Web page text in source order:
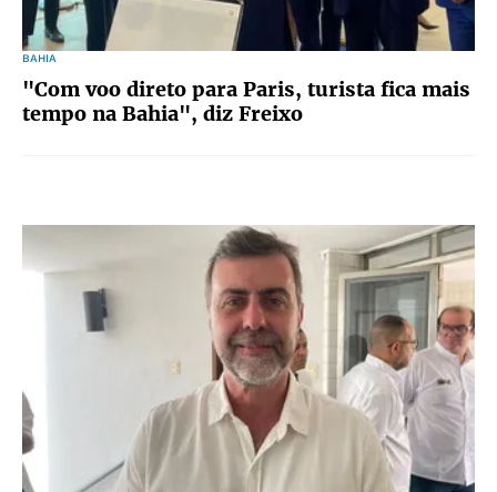
BAHIA
"Com voo direto para Paris, turista fica mais
tempo na Bahia", diz Freixo